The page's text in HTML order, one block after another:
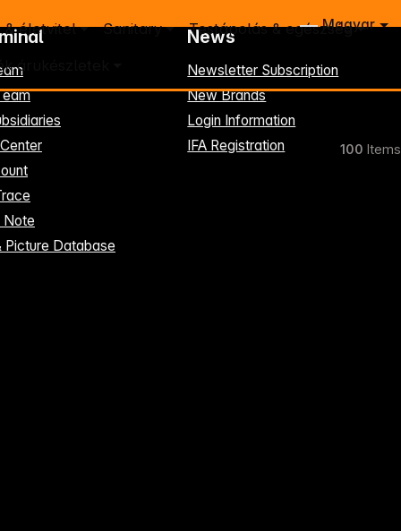
Magyar
& életvitel Sanitary Testápolás & egészség
árukészletek
100 Items
Note
Picture Database
News
Newsletter Subscription
New Brands
Login Information
IFA Registration